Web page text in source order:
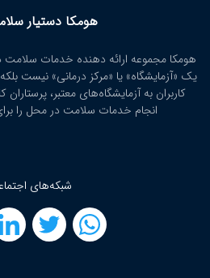
هومکا دستیار
هومکا مجموعه ارائه‌ دهنده خدمات
یک «آزمایشگاه» یا «مرکز درمانی» نیست
کاربران به آزمایشگاه‌های معتبر،
انجام خدمات سلامت در محل را
شبکه‌های